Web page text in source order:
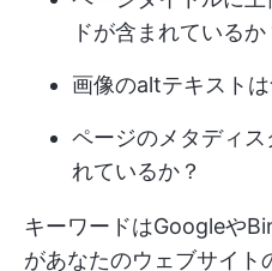
ドが含まれているか
画像のaltテキスト
ページのメタディ
れているか？
キーワードはGoogleや
があなたのウェブサイト